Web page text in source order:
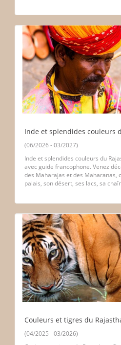
Inde et splendides couleurs
(06/2026 - 03/2027)
Inde et splendides couleurs du
avec guide francophone. Venez
des Maharajas et des Maharanas,
palais, son désert, ses lacs, sa
Couleurs et tigres du
(04/2025 - 03/2026)